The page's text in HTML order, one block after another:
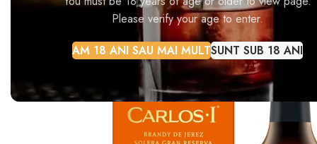
Please verify your age to enter.
AM 18 ANI SAU MAI MULTSUNT SUB 18 ANI